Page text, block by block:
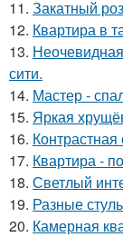
11. Закатный
12. Квартира в
13.
сити.
14. Мастер -
15. Яркая
16.
17. Квартира -
18. Светлый
19. Разные
20. Камерная